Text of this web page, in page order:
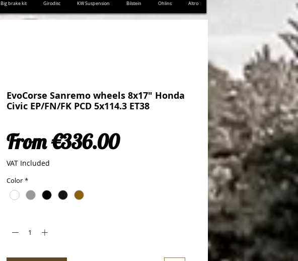
Big brake kit Girodisc KW Suspension Bilstein Ohlins Altro
EvoCorse Sanremo wheels 8x17" Honda
Civic EP/FN/FK PCD 5x114.3 ET38
From€336.00Sale Price
VAT Included
Color *